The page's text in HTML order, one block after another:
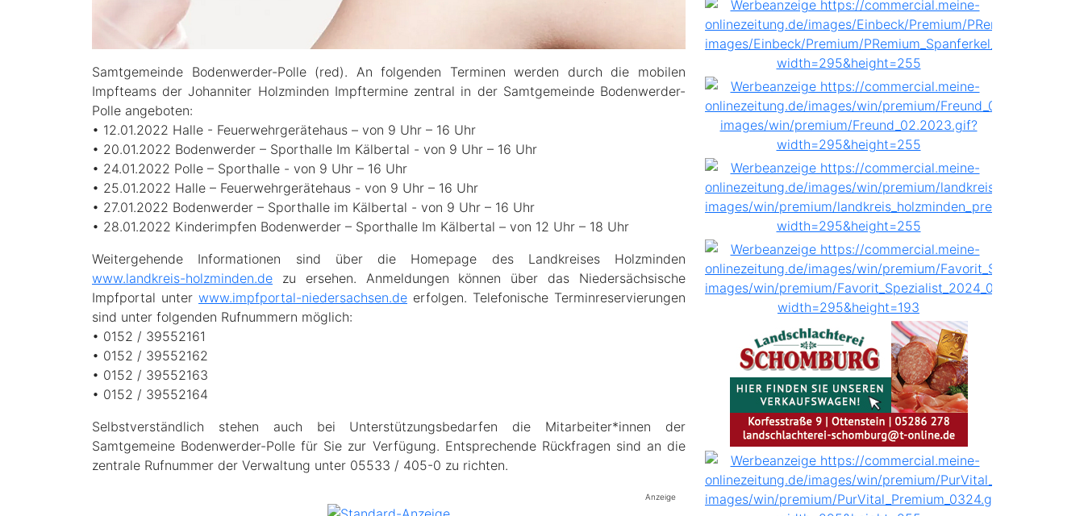
Samtgemeinde Bodenwerder-Polle (red). An folgenden Terminen werden durch die mobilen
Impfteams der Johanniter Holzminden Impftermine zentral in der Samtgemeinde Bodenwerder-
Polle angeboten:
• 12.01.2022 Halle - Feuerwehrgerätehaus – von 9 Uhr – 16 Uhr
• 20.01.2022 Bodenwerder – Sporthalle Im Kälbertal - von 9 Uhr – 16 Uhr
• 24.01.2022 Polle – Sporthalle - von 9 Uhr – 16 Uhr
• 25.01.2022 Halle – Feuerwehrgerätehaus - von 9 Uhr – 16 Uhr
• 27.01.2022 Bodenwerder – Sporthalle im Kälbertal - von 9 Uhr – 16 Uhr
• 28.01.2022 Kinderimpfen Bodenwerder – Sporthalle Im Kälbertal – von 12 Uhr – 18 Uhr
Weitergehende Informationen sind über die Homepage des Landkreises Holzminden
www.landkreis-holzminden.de zu ersehen. Anmeldungen können über das Niedersächsische
Impfportal unter www.impfportal-niedersachsen.de erfolgen. Telefonische Terminreservierungen
sind unter folgenden Rufnummern möglich:
• 0152 / 39552161
• 0152 / 39552162
• 0152 / 39552163
• 0152 / 39552164
Selbstverständlich stehen auch bei Unterstützungsbedarfen die Mitarbeiter*innen der
Samtgemeine Bodenwerder-Polle für Sie zur Verfügung. Entsprechende Rückfragen sind an die
zentrale Rufnummer der Verwaltung unter 05533 / 405-0 zu richten.
Anzeige